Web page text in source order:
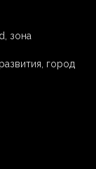
зона
город